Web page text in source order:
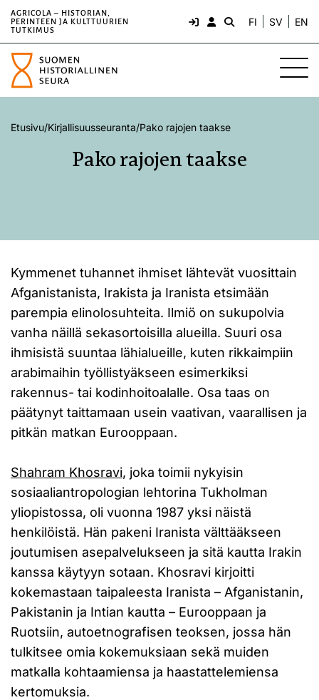
AGRICOLA – HISTORIAN,
PERINTEEN JA KULTTUURIEN
TUTKIMUS
FI SV EN
Etusivu/Kirjallisuusseuranta/Pako rajojen taakse
Pako rajojen taakse
Kymmenet tuhannet ihmiset lähtevät vuosittain
Afganistanista, Irakista ja Iranista etsimään
parempia elinolosuhteita. Ilmiö on sukupolvia
vanha näillä sekasortoisilla alueilla. Suuri osa
ihmisistä suuntaa lähialueille, kuten rikkaimpiin
arabimaihin työllistyäkseen esimerkiksi
rakennus- tai kodinhoitoalalle. Osa taas on
päätynyt taittamaan usein vaativan, vaarallisen ja
pitkän matkan Eurooppaan.
Shahram Khosravi, joka toimii nykyisin
sosiaaliantropologian lehtorina Tukholman
yliopistossa, oli vuonna 1987 yksi näistä
henkilöistä. Hän pakeni Iranista välttääkseen
joutumisen asepalvelukseen ja sitä kautta Irakin
kanssa käytyyn sotaan. Khosravi kirjoitti
kokemastaan taipaleesta Iranista – Afganistanin,
Pakistanin ja Intian kautta – Eurooppaan ja
Ruotsiin, autoetnografisen teoksen, jossa hän
tulkitsee omia kokemuksiaan sekä muiden
matkalla kohtaamiensa ja haastattelemiensa
kertomuksia.